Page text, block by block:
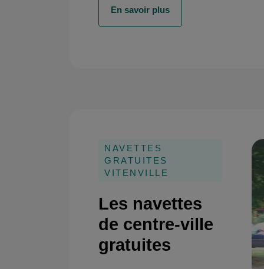
En savoir plus
Les navettes
de centre-ville
gratuites
NAVETTES
GRATUITES
VITENVILLE